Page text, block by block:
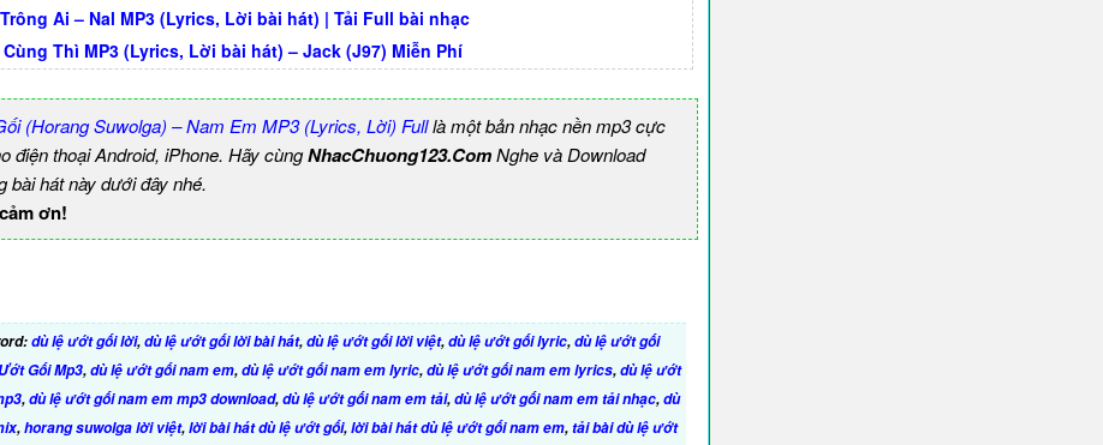
Ai – Nal MP3 (Lyrics, Lời bài hát) | Tải Full bài nhạc
Thì MP3 (Lyrics, Lời bài hát) – Jack (J97) Miễn Phí
(Horang Suwolga) – Nam Em MP3 (Lyrics, Lời) Fulllà một bản nhạc nền mp3 cực
điện thoại Android, iPhone. Hãy cùngNhacChuong123.ComNghe và Download
bài hát này dưới đây nhé.
ơn!
dù lệ ướt gối lời,dù lệ ướt gối lời bài hát,dù lệ ướt gối lời việt,dù lệ ướt gối lyric,dù lệ ướt gối
Gối Mp3,dù lệ ướt gối nam em,dù lệ ướt gối nam em lyric,dù lệ ướt gối nam em lyrics,dù lệ ướt
,dù lệ ướt gối nam em mp3 download,dù lệ ướt gối nam em tải,dù lệ ướt gối nam em tải nhạc,dù
,horang suwolga lời việt,lời bài hát dù lệ ướt gối,lời bài hát dù lệ ướt gối nam em,tải bài dù lệ ướt